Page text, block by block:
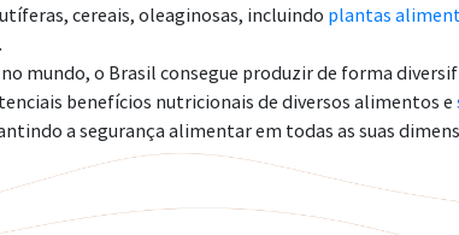
cereais, oleaginosas, incluindo plantas
mundo, o Brasil consegue produzir de forma
benefícios nutricionais de diversos alimentos e
a segurança alimentar em todas as suas